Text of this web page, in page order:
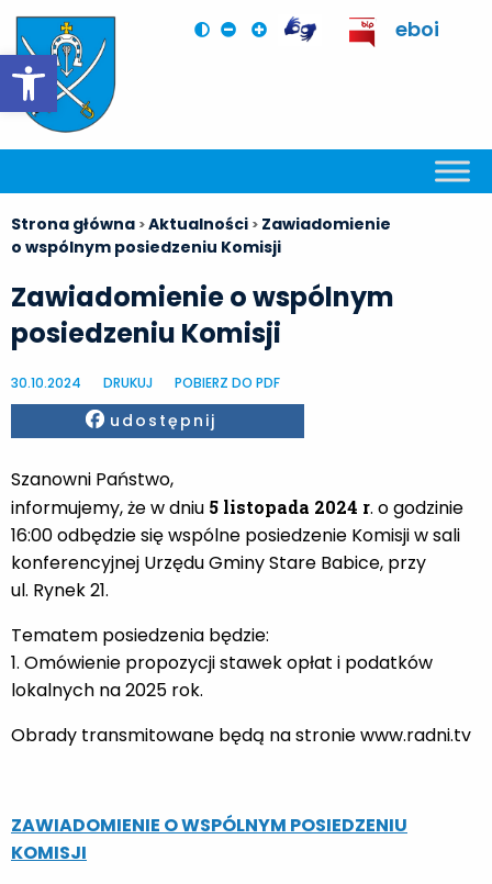
Otwórz pasek narzędzi
eboi
Strona główna >Aktualności > Zawiadomienie
o wspólnym posiedzeniu Komisji
Zawiadomienie o wspólnym
posiedzeniu Komisji
30.10.2024 DRUKUJ POBIERZ DO PDF
Facebook
udostępnij
Szanowni Państwo,
informujemy, że w dniu 5 listopada 2024 r. o godzinie
16:00 odbędzie się wspólne posiedzenie Komisji w sali
konferencyjnej Urzędu Gminy Stare Babice, przy
ul. Rynek 21.
Tematem posiedzenia będzie:
1. Omówienie propozycji stawek opłat i podatków
lokalnych na 2025 rok.
Obrady transmitowane będą na stronie www.radni.tv
ZAWIADOMIENIE O WSPÓLNYM POSIEDZENIU
KOMISJI